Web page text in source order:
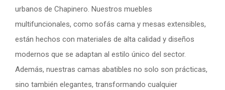
urbanos de Chapinero. Nuestros muebles
multifuncionales, como sofás cama y mesas extensibles,
están hechos con materiales de alta calidad y diseños
modernos que se adaptan al estilo único del sector.
Además, nuestras camas abatibles no solo son prácticas,
sino también elegantes, transformando cualquier